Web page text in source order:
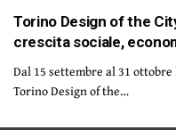
Torino Design of the
crescita sociale,
Dal 15 settembre al 31
Torino Design of the…